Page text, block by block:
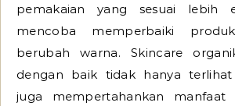
pemakaian yang sesuai lebih
mencoba memperbaiki
berubah warna. Skincare
dengan baik tidak hanya
juga mempertahankan manfaat